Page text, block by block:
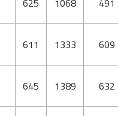
625 1068 491
611 1333 609
645 1389 632